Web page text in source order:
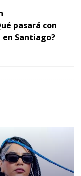
pasará con
Santiago?